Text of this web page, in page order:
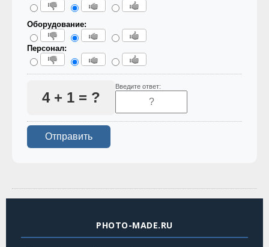
Оборудование:
Персонал:
4 + 1 = ?
Введите ответ:
PHOTO-MADE.RU